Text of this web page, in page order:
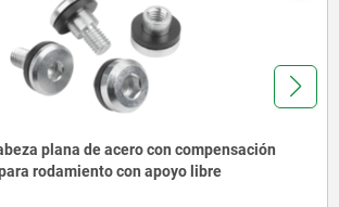
Tornillo de rótula en Hygienic DESIGN